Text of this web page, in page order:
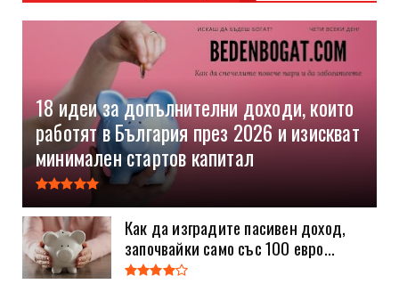
18 идеи за допълнителни доходи, които
работят в България през 2026 и изискват
минимален стартов капитал
Как да изградите пасивен доход,
започвайки само със 100 евро...